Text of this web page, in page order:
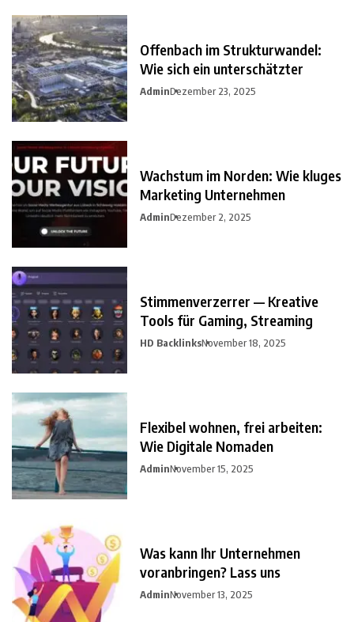
Offenbach im Strukturwandel:
Wie sich ein unterschätzter
AdminDezember 23, 2025
Wachstum im Norden: Wie kluges
Marketing Unternehmen
AdminDezember 2, 2025
Stimmenverzerrer — Kreative
Tools für Gaming, Streaming
HD BacklinksNovember 18, 2025
Flexibel wohnen, frei arbeiten:
Wie Digitale Nomaden
AdminNovember 15, 2025
Was kann Ihr Unternehmen
voranbringen? Lass uns
AdminNovember 13, 2025